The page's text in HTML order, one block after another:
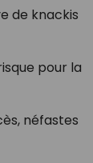
de knackis
pour la
néfastes